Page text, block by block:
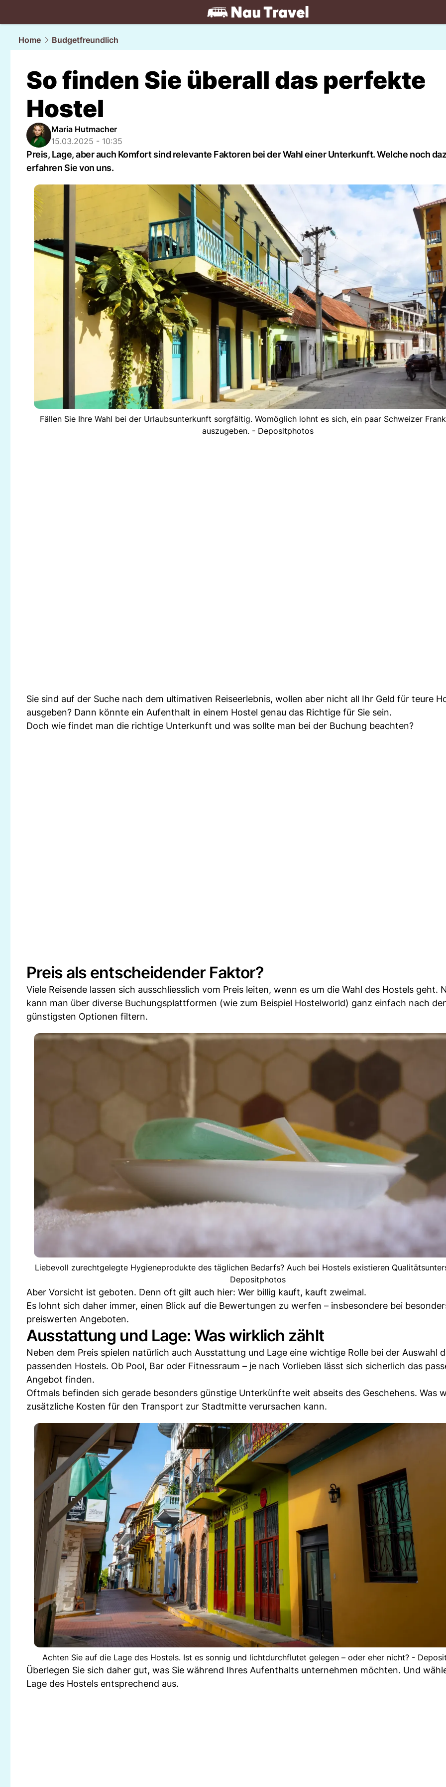
travel.NAU.ch
Home
Budgetfreundlich
So finden Sie überall das perfekte
Hostel
Maria Hutmacher
15.03.2025 - 10:35
Preis, Lage, aber auch Komfort sind relevante Faktoren bei der Wahl einer Unterkunft. Welche noch
erfahren Sie von uns.
Fällen Sie Ihre Wahl bei der Urlaubsunterkunft sorgfältig. Womöglich lohnt es sich, ein paar Schweizer
auszugeben. - Depositphotos
Sie sind auf der Suche nach dem ultimativen Reiseerlebnis, wollen aber nicht all Ihr Geld für teure
ausgeben? Dann könnte ein Aufenthalt in einem Hostel genau das Richtige für Sie sein.
Doch wie findet man die richtige Unterkunft und was sollte man bei der Buchung beachten?
Preis als entscheidender Faktor?
Viele Reisende lassen sich ausschliesslich vom Preis leiten, wenn es um die Wahl des Hostels geht.
kann man über diverse Buchungsplattformen (wie zum Beispiel Hostelworld) ganz einfach nach
günstigsten Optionen filtern.
Liebevoll zurechtgelegte Hygieneprodukte des täglichen Bedarfs? Auch bei Hostels existieren
Depositphotos
Aber Vorsicht ist geboten. Denn oft gilt auch hier: Wer billig kauft, kauft zweimal.
Es lohnt sich daher immer, einen Blick auf die Bewertungen zu werfen – insbesondere bei
preiswerten Angeboten.
Ausstattung und Lage: Was wirklich zählt
Neben dem Preis spielen natürlich auch Ausstattung und Lage eine wichtige Rolle bei der Auswahl
passenden Hostels. Ob Pool, Bar oder Fitnessraum – je nach Vorlieben lässt sich sicherlich das
Angebot finden.
Oftmals befinden sich gerade besonders günstige Unterkünfte weit abseits des Geschehens. Was
zusätzliche Kosten für den Transport zur Stadtmitte verursachen kann.
Achten Sie auf die Lage des Hostels. Ist es sonnig und lichtdurchflutet gelegen – oder eher nicht? -
Überlegen Sie sich daher gut, was Sie während Ihres Aufenthalts unternehmen möchten. Und
Lage des Hostels entsprechend aus.